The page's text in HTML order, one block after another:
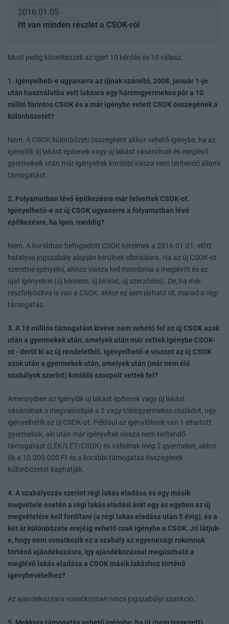
2016.01.05
Itt van minden részlet a CSOK-ról
Most pedig következzék az ígért 10 kérdés és 10 válasz.
1. Igényelheti-e ugyanarra az újnak számító, 2008. január 1-je
után használatba vett lakásra egy háromgyermekes pár a 10
millió forintos CSOK és a már igénybe vetett CSOK összegének a
különbözetét?
Nem. A CSOK különbözeti összegként akkor vehető igénybe, ha az
igénylők új lakást építenek vagy új lakást vásárolnak és meglévő
gyermekeik után már igényeltek korábbi vissza nem térítendő állami
támogatást.
2. Folyamatban lévő építkezésre már felvettek CSOK-ot.
Igényelhető-e az új CSOK ugyanerre a folyamatban lévő
építkezésre, ha igen, meddig?
Nem. A korábban befogadott CSOK kérelmek a 2016.01.01. előtt
hatályos jogszabály alapján kerülnek elbírálásra. Ha az új CSOK-ot
szeretné igényelni, ahhoz vissza kell mondania a meglévőt és az
újat igényelnie (új kérelem, új bírálat, új szerződés). De, ha már
részfolyósítva is van a CSOK, akkor ez sem járható út, marad a régi
támogatás.
3. A 10 milliós támogatást kivéve nem vehető fel az új CSOK azok
után a gyermekek után, amelyek után már vettek igénybe CSOK-
ot - derül ki az új rendeletből. Igényelhető-e viszont az új CSOK
azok után a gyermekek után, amelyek után (már nem élő
szabályok szerint) korábbi szocpolt vettek fel?
Amennyiben az igénylők új lakást építenek vagy új lakást
vásárolnak s megvalósítják a 3 vagy többgyermekes családot, úgy
igényelhetik az új CSOK-ot. Például az igénylőknek van 1 eltartott
gyermekük, aki után már igényeltek vissza nem térítendő
támogatást (LÉK/LÉT/CSOK) és vállalnak még 2 gyermeket, akkor
ők a 10.000.000 Ft és a korábbi támogatás összegének
különbözetét kaphatják.
4. A szabályozás szerint régi lakás eladása és egy másik
megvétele esetén a régi lakás eladási árát egy az egyben az új
megvételére kell fordítani (a régi lakás eladása után 5 évig), és a
két ár különbözete erejéig vehető csak igénybe a CSOK. Jó látjuk-
e, hogy nem vonatkozik ez a szabály az egyenesági rokonnak
történő ajándékozásra, így ajándékozással megúszható a
meglévő lakás eladása a CSOK másik lakáshoz történő
igénybevételhez?
Az ajándékozásra vonatkozóan nincs jogszabályi szankció.